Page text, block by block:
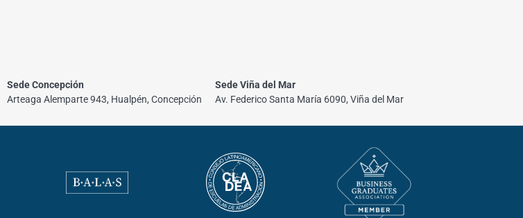
Sede Concepción
Arteaga Alemparte 943, Hualpén, Concepción
Sede Viña del Mar
Av. Federico Santa María 6090, Viña del Mar